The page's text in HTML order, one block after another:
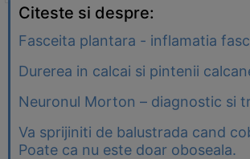
Citeste si despre:
Fasceita plantara - inflamatia
Durerea in calcai si pintenii
Neuronul Morton – diagnostic si
Va sprijiniti de balustrada cand
Poate ca nu este doar oboseala.